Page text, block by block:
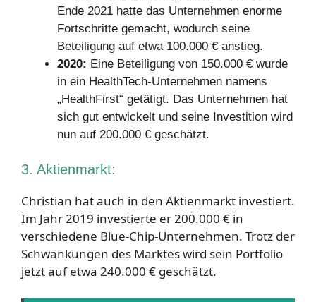
Ende 2021 hatte das Unternehmen enorme
Fortschritte gemacht, wodurch seine
Beteiligung auf etwa 100.000 € anstieg.
2020: Eine Beteiligung von 150.000 € wurde
in ein HealthTech-Unternehmen namens
„HealthFirst“ getätigt. Das Unternehmen hat
sich gut entwickelt und seine Investition wird
nun auf 200.000 € geschätzt.
3. Aktienmarkt:
Christian hat auch in den Aktienmarkt investiert.
Im Jahr 2019 investierte er 200.000 € in
verschiedene Blue-Chip-Unternehmen. Trotz der
Schwankungen des Marktes wird sein Portfolio
jetzt auf etwa 240.000 € geschätzt.